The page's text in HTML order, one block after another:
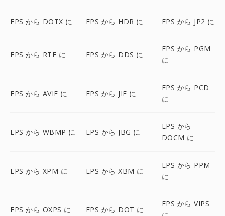
EPS から DOTX に EPS から HDR に EPS から JP2 に
EPS から RTF に EPS から DDS に
EPS から PGM
に
EPS から AVIF に EPS から JIF に
EPS から PCD
に
EPS から WBMP に EPS から JBG に
EPS から
DOCM に
EPS から XPM に EPS から XBM に
EPS から PPM
に
EPS から OXPS に EPS から DOT に
EPS から VIPS